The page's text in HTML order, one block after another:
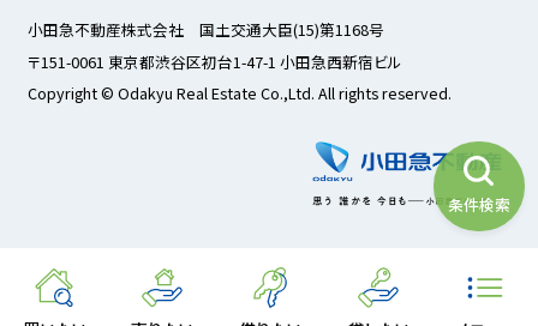
条件検索
小田急不動産株式会社 国土交通大臣(15)第1168号
〒151-0061 東京都渋谷区初台1-47-1 小田急西新宿ビル
Copyright © Odakyu Real Estate Co.,Ltd. All rights reserved.